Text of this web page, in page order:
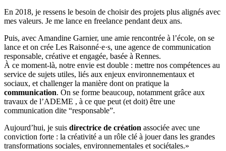
En 2018, je ressens le besoin de choisir des projets plus alignés avec
mes valeurs. Je me lance en freelance pendant deux ans.
Puis, avec Amandine Garnier, une amie rencontrée à l’école, on se
lance et on crée Les Raisonné·e·s, une agence de communication
responsable, créative et engagée, basée à Rennes.
À ce moment-là, notre envie est double : mettre nos compétences au
service de sujets utiles, liés aux enjeux environnementaux et
sociaux, et challenger la manière dont on pratique la
communication. On se forme beaucoup, notamment grâce aux
travaux de l’ADEME , à ce que peut (et doit) être une
communication dite “responsable”.
Aujourd’hui, je suis directrice de création associée avec une
conviction forte : la créativité a un rôle clé à jouer dans les grandes
transformations sociales, environnementales et sociétales.»